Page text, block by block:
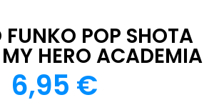
FUNKO POP SHOTA
HERO ACADEMIA
6,95 €